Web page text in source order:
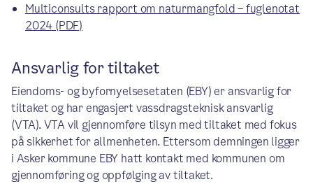
Multiconsults rapport om naturmangfold – fuglenotat
2024 (PDF)
Ansvarlig for tiltaket
Eiendoms- og byfornyelsesetaten (EBY) er ansvarlig for
tiltaket og har engasjert vassdragsteknisk ansvarlig
(VTA). VTA vil gjennomføre tilsyn med tiltaket med fokus
på sikkerhet for allmenheten. Ettersom demningen ligger
i Asker kommune EBY hatt kontakt med kommunen om
gjennomføring og oppfølging av tiltaket.